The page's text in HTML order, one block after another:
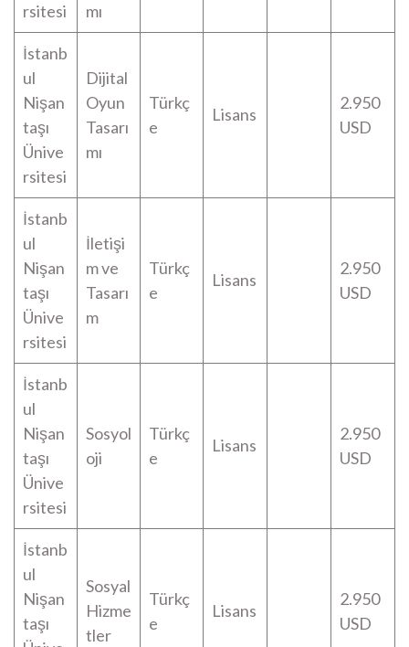
rsitesi
mı
İstanb
ul
Nişan
taşı
Ünive
rsitesi
Dijital
Oyun
Tasarı
mı
Türkç
e
Lisans
2.950
USD
İstanb
ul
Nişan
taşı
Ünive
rsitesi
İletişi
m ve
Tasarı
m
Türkç
e
Lisans
2.950
USD
İstanb
ul
Nişan
taşı
Ünive
rsitesi
Sosyol
oji
Türkç
e
Lisans
2.950
USD
İstanb
ul
Nişan
taşı
Sosyal
Hizme
tler
Türkç
e
Lisans
2.950
USD